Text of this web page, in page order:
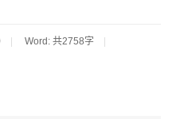
Word: 共2758字